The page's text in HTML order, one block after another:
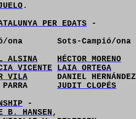
.
PER EDATS -
ona
Sots-Campió/ona
ALSINA
HÉCTOR MORENO
VICENTE
LAIA ORTEGA
VILA
DANIEL HERNÁNDEZ
JUDIT CLOPÉS
-
B. HANSEN,